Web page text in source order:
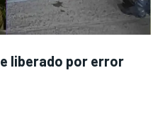
liberado por error